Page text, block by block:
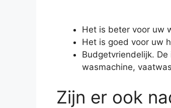
Het is beter voor uw
Het is goed voor uw
Budgetvriendelijk.
wasmachine,
Zijn er ook